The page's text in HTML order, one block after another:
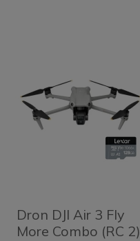
Dron DJI Air 3 Fly
More Combo (RC 2)